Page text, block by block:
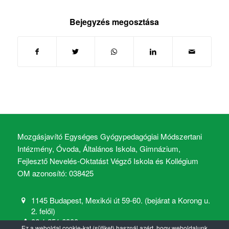
Bejegyzés megosztása
Mozgásjavító Egységes Gyógypedagógiai Módszertani
Intézmény, Óvoda, Általános Iskola, Gimnázium,
Fejlesztő Nevelés-Oktatást Végző Iskola és Kollégium
OM azonosító: 038425
1145 Budapest, Mexikói út 59-60. (bejárat a Korong u.
2. felől)
06 1 251 6900